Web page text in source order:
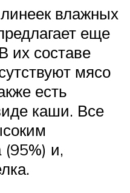
влажных
еще
их составе
мясо
есть
каши. Все
и,